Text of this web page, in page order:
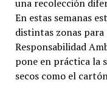
una recolección
En estas semanas
distintas zonas
Responsabilidad
pone en práctica la
secos como el